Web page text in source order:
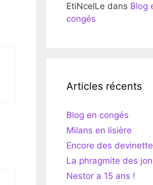
EtiNcelLe dans Blog
congés
Articles récents
Blog en congés
Milans en lisière
Encore des
La phragmite des
Nestor a 15 ans !